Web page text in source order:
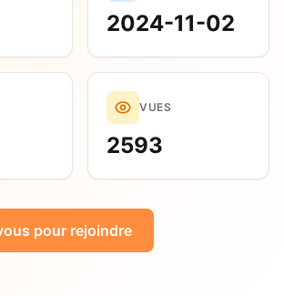
2024-11-02
VUES
2593
pour rejoindre